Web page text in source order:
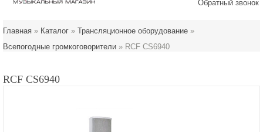
Обратный звонок
Главная » Каталог » Трансляционное оборудование »
Всепогодные громкоговорители » RCF CS6940
RCF CS6940